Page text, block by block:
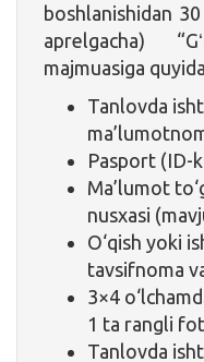
boshlanishidan
aprelgacha)
majmuasiga
Tanlovda
Pasport (ID-
Ma’lumot
nusxasi
O‘qish yoki
tavsifnoma
3×4
1 ta rangli
Tanlovda